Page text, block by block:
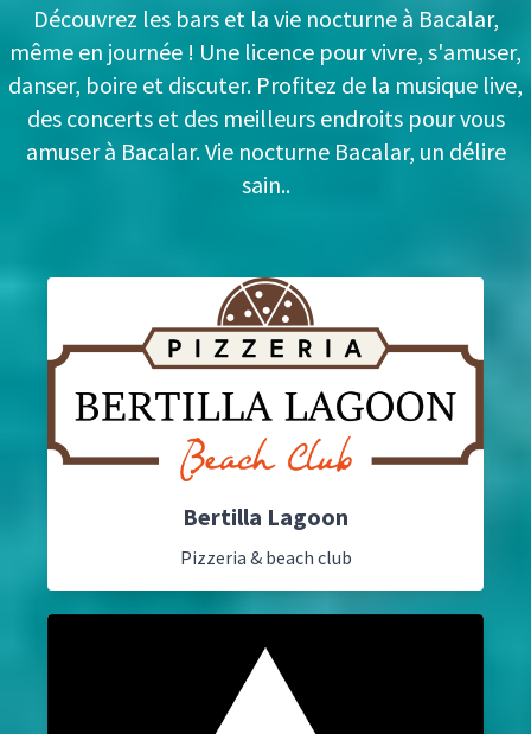
Découvrez les bars et la vie nocturne à Bacalar,
même en journée ! Une licence pour vivre, s'amuser,
danser, boire et discuter. Profitez de la musique live,
des concerts et des meilleurs endroits pour vous
amuser à Bacalar. Vie nocturne Bacalar, un délire
sain..
Bertilla Lagoon
Pizzeria & beach club